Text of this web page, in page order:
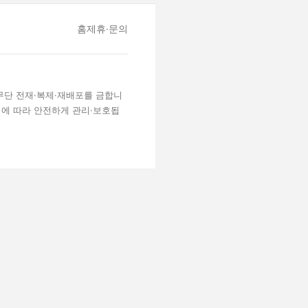
홈제휴·문의
전재·복제·재배포를 금합니
따라 안전하게 관리·보호됩